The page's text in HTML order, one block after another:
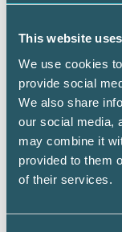
This website
We use cookies
provide social
We also share
our social media,
may combine it
provided to them
of their services.
ersättning vid
säkerställa
enskilt
största
omöjlig att
stor del beror